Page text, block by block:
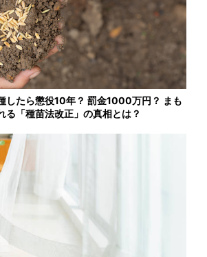
したら懲役10年？ 罰金1000万円？ まも
る「種苗法改正」の真相とは？